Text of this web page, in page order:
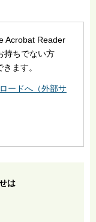
Acrobat Reader
持ちでない方
ます。
ードへ（外部サ
は